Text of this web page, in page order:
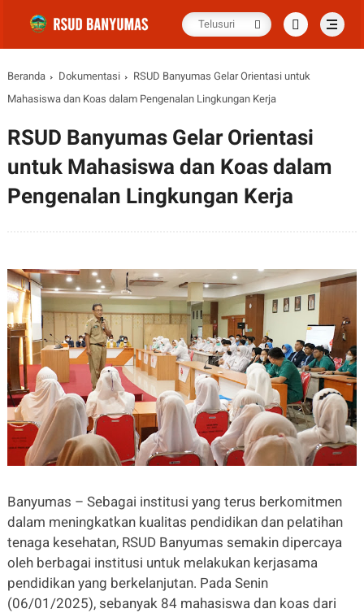
Beranda Dokumentasi
RSUD Banyumas Gelar Orientasi untuk
Mahasiswa dan Koas dalam Pengenalan Lingkungan Kerja
RSUD Banyumas Gelar Orientasi
untuk Mahasiswa dan Koas dalam
Pengenalan Lingkungan Kerja
Banyumas – Sebagai institusi yang terus berkomitmen
dalam meningkatkan kualitas pendidikan dan pelatihan
tenaga kesehatan, RSUD Banyumas semakin dipercaya
oleh berbagai institusi untuk melakukan kerjasama
pendidikan yang berkelanjutan. Pada Senin
(06/01/2025), sebanyak 84 mahasiswa dan koas dari